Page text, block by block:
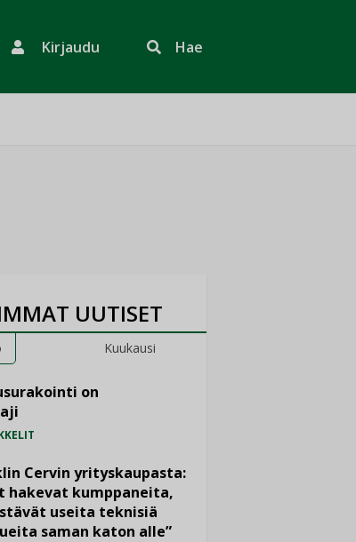
Kirjaudu Hae
UUTISET
Kuukausi
on
Cervin yrityskaupasta:
hakevat kumppaneita,
useita teknisiä
saman katon alle”